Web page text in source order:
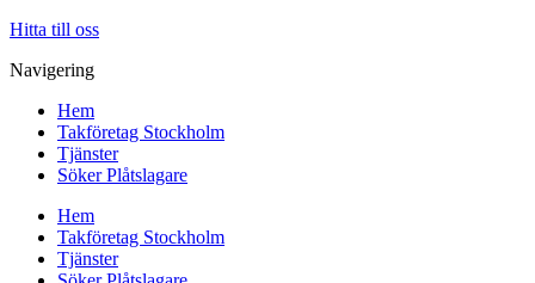
Hitta till oss
Navigering
Hem
Takföretag Stockholm
Tjänster
Söker Plåtslagare
Hem
Takföretag Stockholm
Tjänster